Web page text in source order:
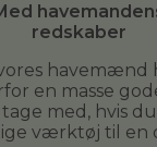
redskaber
havemænd
en masse
med, hvis
værktøj til en